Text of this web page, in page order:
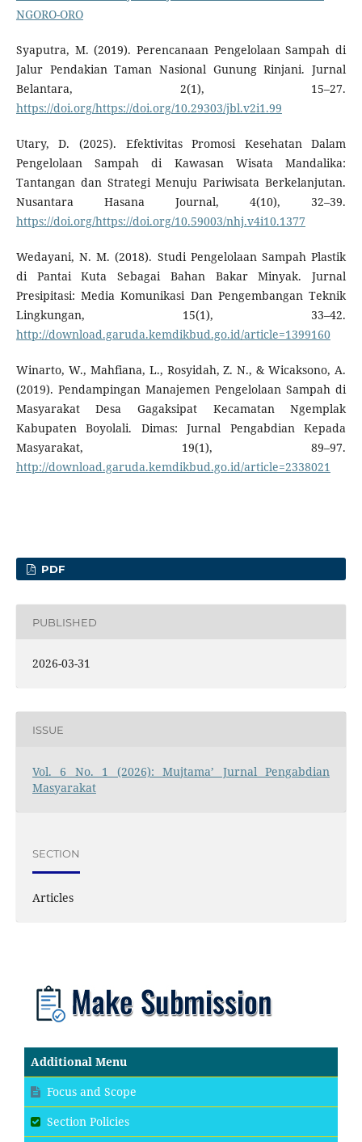
NGORO-ORO
Syaputra, M. (2019). Perencanaan Pengelolaan Sampah di
Jalur Pendakian Taman Nasional Gunung Rinjani. Jurnal
Belantara, 2(1), 15–27.
https://doi.org/https://doi.org/10.29303/jbl.v2i1.99
Utary, D. (2025). Efektivitas Promosi Kesehatan Dalam
Pengelolaan Sampah di Kawasan Wisata Mandalika:
Tantangan dan Strategi Menuju Pariwisata Berkelanjutan.
Nusantara Hasana Journal, 4(10), 32–39.
https://doi.org/https://doi.org/10.59003/nhj.v4i10.1377
Wedayani, N. M. (2018). Studi Pengelolaan Sampah Plastik
di Pantai Kuta Sebagai Bahan Bakar Minyak. Jurnal
Presipitasi: Media Komunikasi Dan Pengembangan Teknik
Lingkungan, 15(1), 33–42.
http://download.garuda.kemdikbud.go.id/article=1399160
Winarto, W., Mahfiana, L., Rosyidah, Z. N., & Wicaksono, A.
(2019). Pendampingan Manajemen Pengelolaan Sampah di
Masyarakat Desa Gagaksipat Kecamatan Ngemplak
Kabupaten Boyolali. Dimas: Jurnal Pengabdian Kepada
Masyarakat, 19(1), 89–97.
http://download.garuda.kemdikbud.go.id/article=2338021
PDF
PUBLISHED
2026-03-31
ISSUE
Vol. 6 No. 1 (2026): Mujtama’ Jurnal Pengabdian
Masyarakat
SECTION
Articles
Additional Menu
Focus and Scope
Section Policies